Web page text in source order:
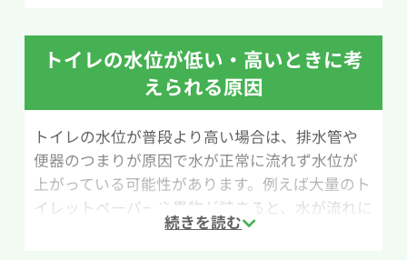
を紹介します。
用意するものは、クエン酸（小さじ1/2）、水
200ml、スプレーボトル、トイレ用ブラシです。
ン酸水を使うことで汚れを分解しやすくなりま
す。水200mlにクエン酸小さじ1/2を溶かし、ス
プレーボトルに入れてクエン酸水を作りましょ
う。
トイレの水位が低い・高いときに考
えられる原因
トイレの水位が普段より高い場合は、排水管や
便器のつまりが原因で水が正常に流れず水位が
上がっている可能性があります。例えば大量のト
イレットペーパーや異物が詰まると、水が流れに
くくなり便器内の水位が高くなることがありま